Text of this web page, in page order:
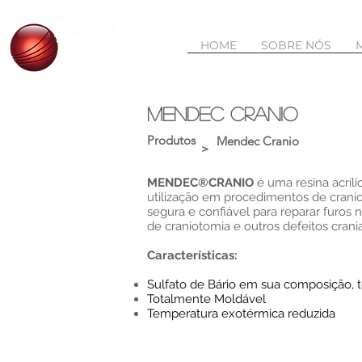
HOME SOBRE NÓS
mendec Cranio
Produtos
> Mendec Cranio
MENDEC®CRANIO é uma resina
utilização em procedimentos de
segura e confiável para reparar furos
de craniotomia e outros defeitos
Características:
Sulfato de Bário em sua composição,
Totalmente Moldável
Temperatura exotérmica reduzida